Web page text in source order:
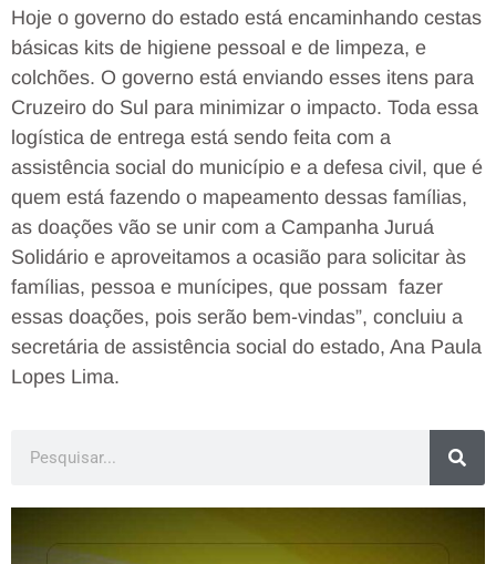
Hoje o governo do estado está encaminhando cestas
básicas kits de higiene pessoal e de limpeza, e
colchões. O governo está enviando esses itens para
Cruzeiro do Sul para minimizar o impacto. Toda essa
logística de entrega está sendo feita com a
assistência social do município e a defesa civil, que é
quem está fazendo o mapeamento dessas famílias,
as doações vão se unir com a Campanha Juruá
Solidário e aproveitamos a ocasião para solicitar às
famílias, pessoa e munícipes, que possam fazer
essas doações, pois serão bem-vindas”, concluiu a
secretária de assistência social do estado, Ana Paula
Lopes Lima.